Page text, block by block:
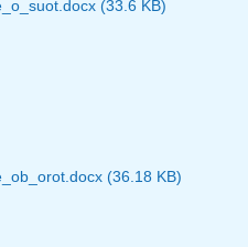
(33.6 KB)
(36.18 KB)